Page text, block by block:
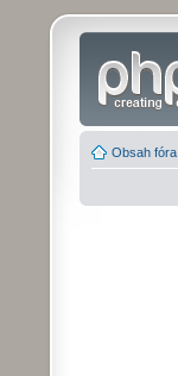
Obsah fóra